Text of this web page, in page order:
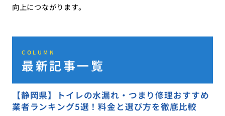
向上につながります。
COLUMN
最新記事一覧
【静岡県】トイレの水漏れ・つまり修理おすすめ
業者ランキング5選！料金と選び方を徹底比較